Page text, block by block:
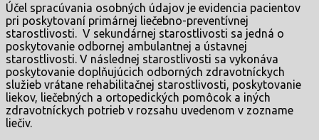
Účel spracúvania osobných údajov je evidencia pacientov
pri poskytovaní primárnej liečebno-preventívnej
starostlivosti. V sekundárnej starostlivosti sa jedná o
poskytovanie odbornej ambulantnej a ústavnej
starostlivosti. V následnej starostlivosti sa vykonáva
poskytovanie doplňujúcich odborných zdravotníckych
služieb vrátane rehabilitačnej starostlivosti, poskytovanie
liekov, liečebných a ortopedických pomôcok a iných
zdravotníckych potrieb v rozsahu uvedenom v zozname
liečiv.